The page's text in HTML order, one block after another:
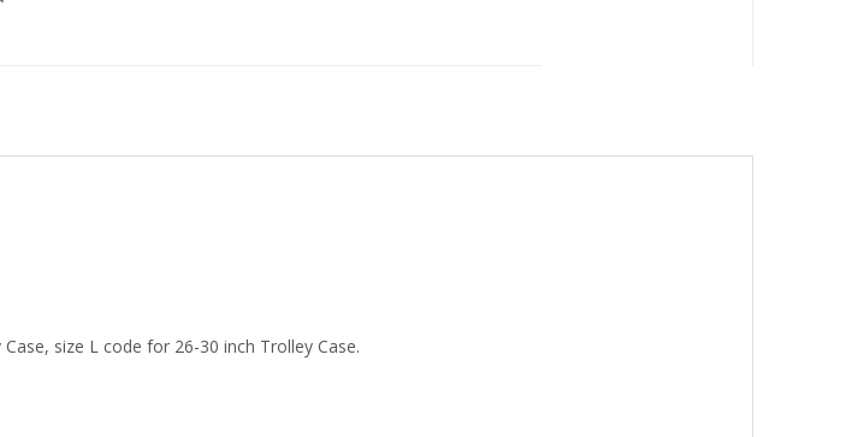
size L code for 26-30 inch Trolley Case.
objects, cutting, etc.